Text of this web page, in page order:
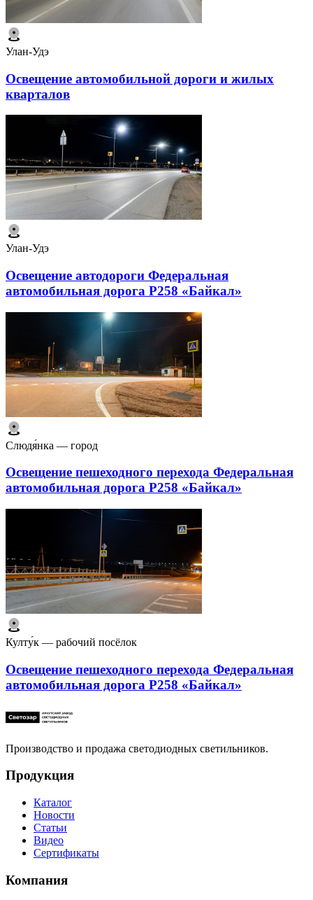
Улан-Удэ
Освещение автомобильной дороги и жилых
кварталов
Улан-Удэ
Освещение автодороги Федеральная
автомобильная дорога Р258 «Байкал»
Слюдя́нка — город
Освещение пешеходного перехода Федеральная
автомобильная дорога Р258 «Байкал»
Култу́к — рабочий посёлок
Освещение пешеходного перехода Федеральная
автомобильная дорога Р258 «Байкал»
Производство и продажа светодиодных светильников.
Продукция
Каталог
Новости
Статьи
Видео
Сертификаты
Компания